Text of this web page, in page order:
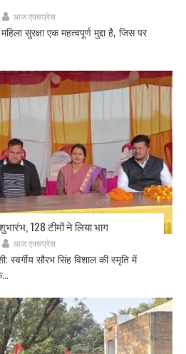
आज एक्सप्रेस
सुरक्षा एक महत्वपूर्ण मुद्दा है, जिस पर
128 टीमों ने लिया भाग
आज एक्सप्रेस
स्वर्गीय सौरभ सिंह विशाल की स्मृति में